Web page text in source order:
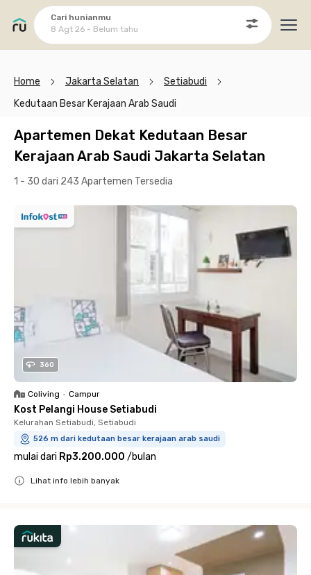
Cari hunianmu
8 Agt 26 - Belum tahu
Home Jakarta Selatan
Setiabudi
Kedutaan Besar Kerajaan Arab Saudi
Apartemen Dekat Kedutaan Besar
Kerajaan Arab Saudi Jakarta Selatan
1 - 30 dari 243 Apartemen Tersedia
360
Coliving • Campur
Kost Pelangi House Setiabudi
Kelurahan Setiabudi, Setiabudi
526 m dari kedutaan besar kerajaan arab saudi
mulai dari Rp3.200.000 /bulan
Lihat info lebih banyak